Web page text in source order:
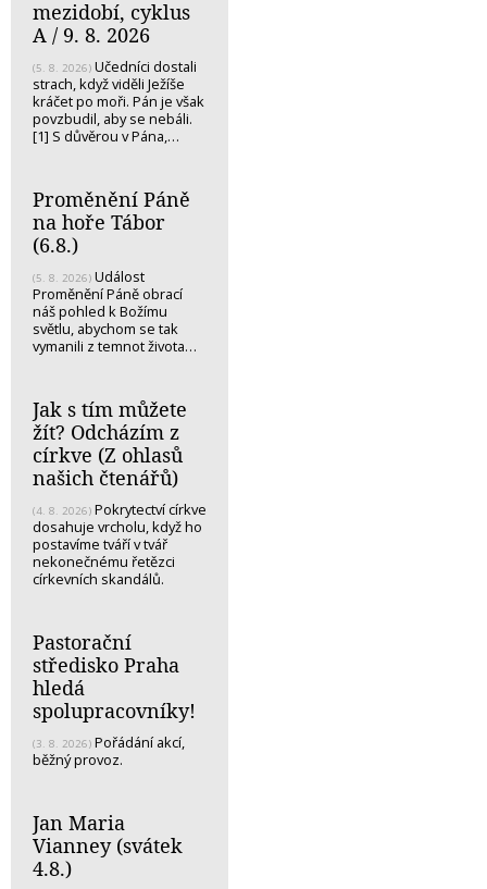
mezidobí, cyklus
A / 9. 8. 2026
(5. 8. 2026) Učedníci dostali
strach, když viděli Ježíše
kráčet po moři. Pán je však
povzbudil, aby se nebáli.
[1] S důvěrou v Pána,…
Proměnění Páně
na hoře Tábor
(6.8.)
(5. 8. 2026) Událost
Proměnění Páně obrací
náš pohled k Božímu
světlu, abychom se tak
vymanili z temnot života…
Jak s tím můžete
žít? Odcházím z
církve (Z ohlasů
našich čtenářů)
(4. 8. 2026) Pokrytectví církve
dosahuje vrcholu, když ho
postavíme tváří v tvář
nekonečnému řetězci
církevních skandálů.
Pastorační
středisko Praha
hledá
spolupracovníky!
(3. 8. 2026) Pořádání akcí,
běžný provoz.
Jan Maria
Vianney (svátek
4.8.)